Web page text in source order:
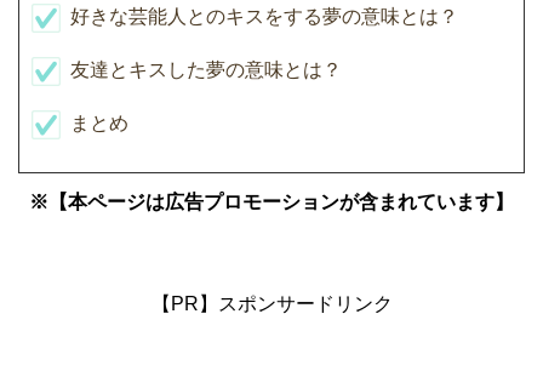
好きな芸能人とのキスをする夢の意味とは？
友達とキスした夢の意味とは？
まとめ
※【本ページは広告プロモーションが含まれています】
【PR】スポンサードリンク